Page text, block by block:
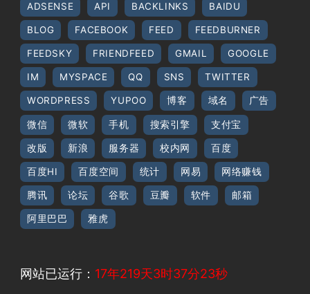
ADSENSE API BACKLINKS BAIDU
BLOG FACEBOOK FEED FEEDBURNER
FEEDSKY FRIENDFEED GMAIL GOOGLE
IM MYSPACE QQ SNS TWITTER
WORDPRESS YUPOO 博客 域名 广告
微信 微软 手机 搜索引擎 支付宝
改版 新浪 服务器 校内网 百度
百度HI 百度空间 统计 网易 网络赚钱
腾讯 论坛 谷歌 豆瓣 软件 邮箱
阿里巴巴 雅虎
网站已运行： 17年219天3时37分23秒